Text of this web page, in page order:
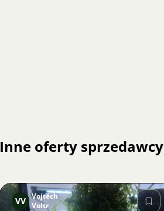
Inne oferty sprzedawcy
VV Vojtěch
Voltr